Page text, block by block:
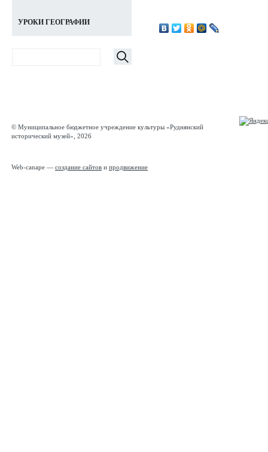
УРОКИ ГЕОГРАФИИ
© Муниципальное бюджетное учреждение культуры «Руднянский
исторический музей», 2026
Web-canape — создание сайтов и продвижение